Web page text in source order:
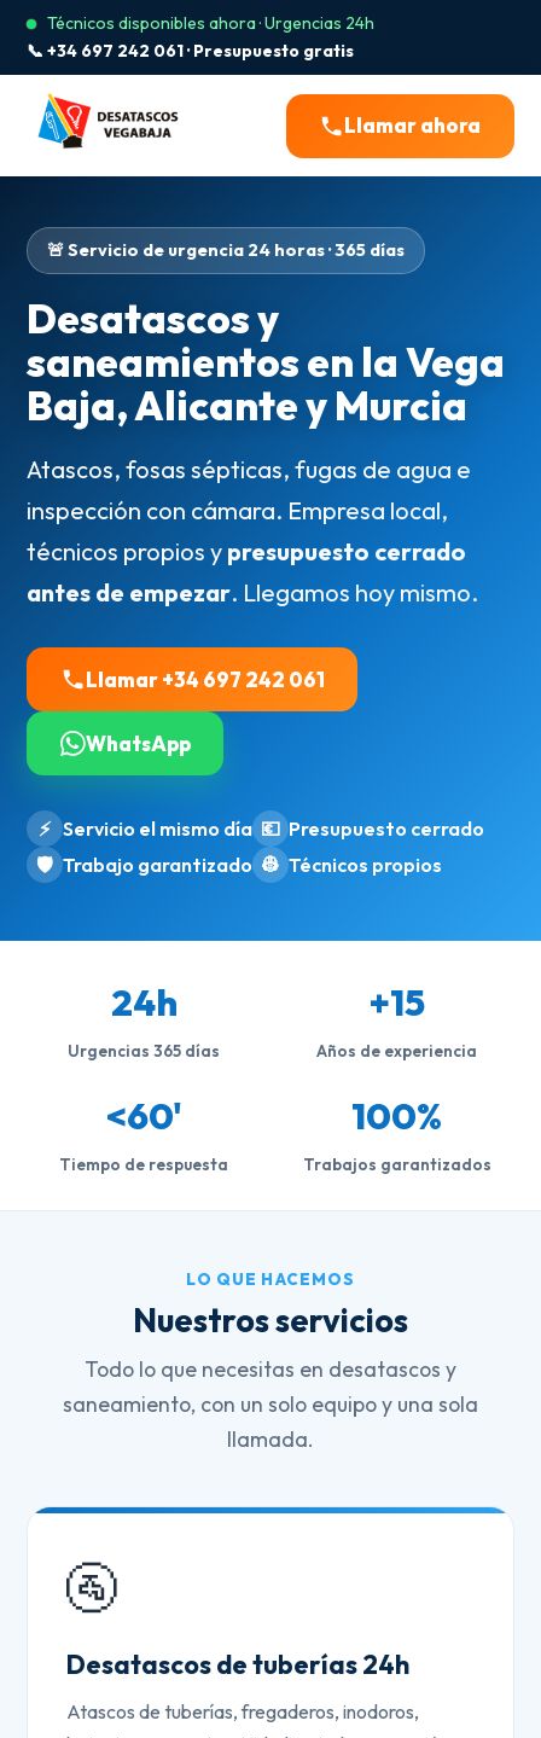
Técnicos disponibles ahora · Urgencias 24h
📞 +34 697 242 061 · Presupuesto gratis
Llamar ahora
🚨 Servicio de urgencia 24 horas · 365 días
Desatascos y
saneamientos en la Vega
Baja, Alicante y Murcia
Atascos, fosas sépticas, fugas de agua e
inspección con cámara. Empresa local,
técnicos propios y presupuesto cerrado
antes de empezar. Llegamos hoy mismo.
Llamar +34 697 242 061
WhatsApp
⚡ Servicio el mismo día 💶 Presupuesto cerrado
🛡️ Trabajo garantizado 👷 Técnicos propios
24h
Urgencias 365 días
+15
Años de experiencia
<60'
Tiempo de respuesta
100%
Trabajos garantizados
LO QUE HACEMOS
Nuestros servicios
Todo lo que necesitas en desatascos y
saneamiento, con un solo equipo y una sola
llamada.
🚰
Desatascos de tuberías 24h
Atascos de tuberías, fregaderos, inodoros,